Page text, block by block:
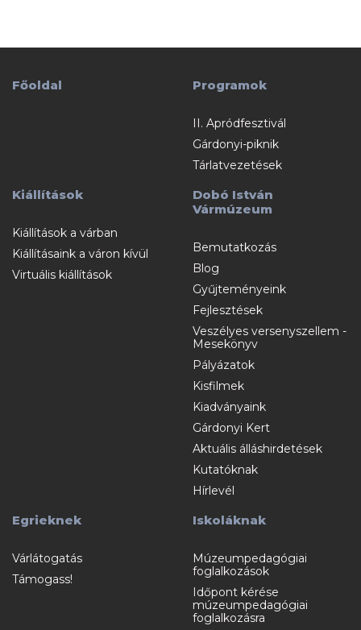
Főoldal Programok
II. Apródfesztivál
Gárdonyi-piknik
Tárlatvezetések
Kiállítások
Kiállítások a várban
Kiállításaink a váron kívül
Virtuális kiállítások
Dobó István
Vármúzeum
Bemutatkozás
Blog
Gyűjteményeink
Fejlesztések
Veszélyes versenyszellem -
Mesekönyv
Pályázatok
Kisfilmek
Kiadványaink
Gárdonyi Kert
Aktuális álláshirdetések
Kutatóknak
Hírlevél
Egrieknek
Várlátogatás
Támogass!
Iskoláknak
Múzeumpedagógiai
foglalkozások
Időpont kérése
múzeumpedagógiai
foglalkozásra